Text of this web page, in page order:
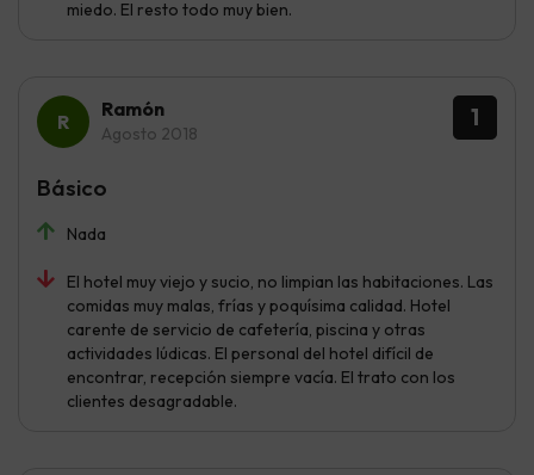
miedo. El resto todo muy bien.
1
Ramón
Agosto 2018
Nada
El hotel muy viejo y sucio, no limpian las habitaciones. Las
comidas muy malas, frías y poquísima calidad. Hotel
carente de servicio de cafetería, piscina y otras
actividades lúdicas. El personal del hotel difícil de
encontrar, recepción siempre vacía. El trato con los
clientes desagradable.
Básico